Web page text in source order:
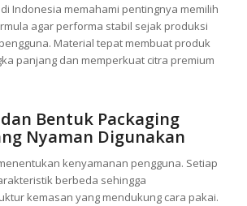
Indonesia memahami pentingnya memilih
agar performa stabil sejak produksi
Material tepat membuat produk
panjang dan memperkuat citra premium
Bentuk Packaging
Nyaman Digunakan
kenyamanan pengguna. Setiap
berbeda sehingga
kemasan yang mendukung cara pakai.